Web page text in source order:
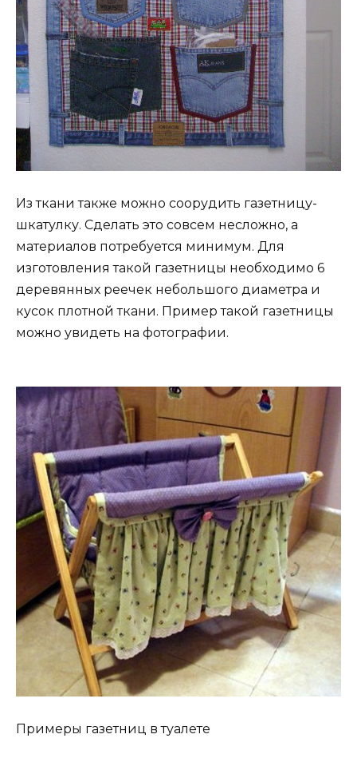
Из ткани также можно соорудить газетницу-
шкатулку. Сделать это совсем несложно, а
материалов потребуется минимум. Для
изготовления такой газетницы необходимо 6
деревянных реечек небольшого диаметра и
кусок плотной ткани. Пример такой газетницы
можно увидеть на фотографии.
Примеры газетниц в туалете